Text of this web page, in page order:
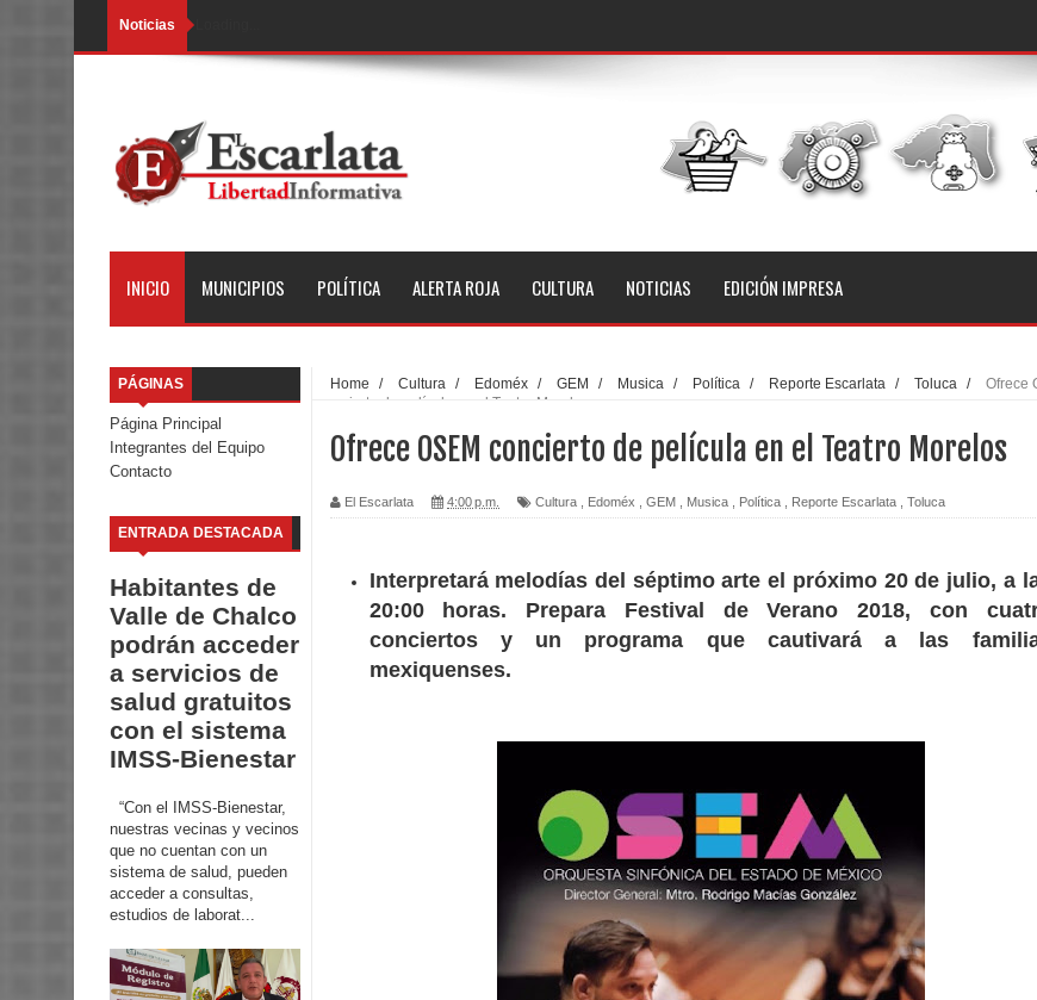
Noticias
INICIO MUNICIPIOS POLÍTICA ALERTA ROJA CULTURA NOTICIAS EDICIÓN IMPRESA
PÁGINAS
Página Principal
Integrantes del Equipo
Contacto
ENTRADA DESTACADA
Habitantes de
Valle de Chalco
podrán acceder
a servicios de
salud gratuitos
con el sistema
IMSS-Bienestar
“Con el IMSS-Bienestar,
nuestras vecinas y vecinos
que no cuentan con un
sistema de salud, pueden
acceder a consultas,
estudios de laborat...
Home / Cultura / Edoméx / GEM / Musica / Política / Reporte Escarlata / Toluca /
Ofrece
concierto de película en el Teatro Morelos
Ofrece OSEM concierto de película en el Teatro Morelos
El Escarlata 4:00 p.m. Cultura Edoméx GEM Musica Política Reporte Escarlata Toluca
Interpretará melodías del séptimo arte el próximo 20 de julio, a
20:00 horas. Prepara Festival de Verano 2018, con
conciertos y un programa que cautivará a las
mexiquenses.